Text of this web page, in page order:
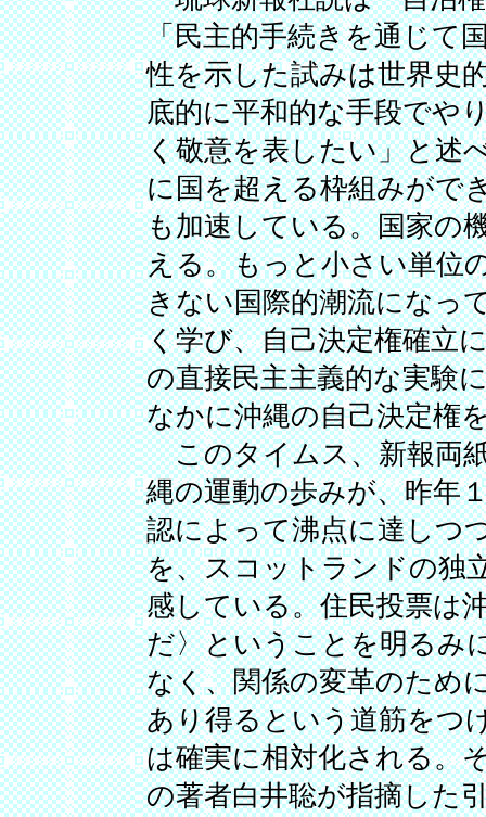
「民主的手続きを通じて
性を示した試みは世界史
底的に平和的な手段でや
く敬意を表したい」と述
に国を超える枠組みがで
も加速している。国家の
える。もっと小さい単位
きない国際的潮流になっ
く学び、自己決定権確立
の直接民主主義的な実験
なかに沖縄の自己決定権
このタイムス、新報両
縄の運動の歩みが、昨年
認によって沸点に達しつ
を、スコットランドの独
感している。住民投票は
だ〉ということを明るみ
なく、関係の変革のため
あり得るという道筋をつ
は確実に相対化される。
の著者白井聡が指摘した